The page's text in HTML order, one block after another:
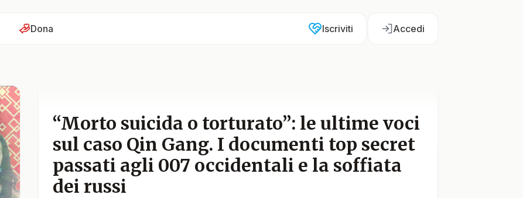
Dona Iscriviti Accedi
“Morto suicida o torturato”: le ultime voci
sul caso Qin Gang. I documenti top secret
passati agli 007 occidentali e la soffiata
dei russi